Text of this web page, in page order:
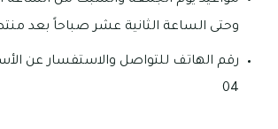
وحتى الساعة الثانية عشر صباحاً بعد
04